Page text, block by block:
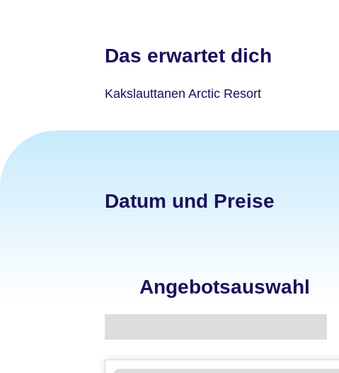
Das erwartet dich
Kakslauttanen Arctic Resort
Datum und Preise
Angebotsauswahl